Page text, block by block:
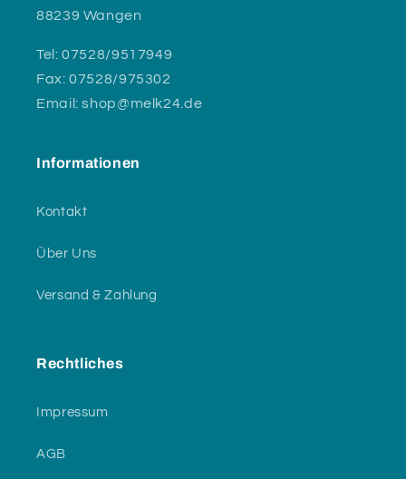
88239 Wangen
Tel: 07528/9517949
Fax: 07528/975302
Email: shop@melk24.de
Informationen
Kontakt
Über Uns
Versand & Zahlung
Rechtliches
Impressum
AGB